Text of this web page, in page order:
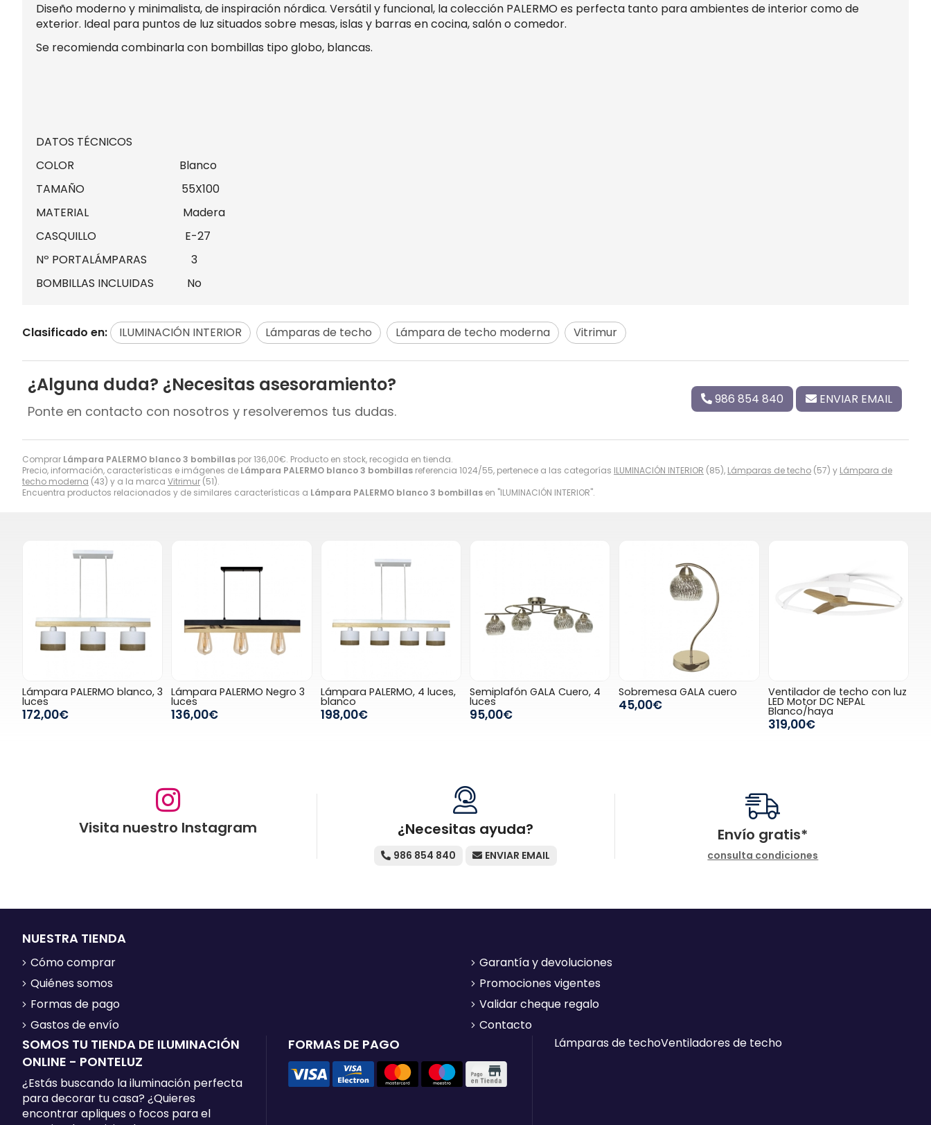
Comprar Lámpara PALERMO blanco 3 bombillas por136,00€. Producto en stock, recogida en tienda.
Precio, información, características e imágenes de Lámpara PALERMO blanco 3 bombillas referencia 1024/55, pertenece a las categorías ILUMINACIÓN INTERIOR (85), Lámparas de techo (57) y Lámpara de
techo moderna (43) y a la marca Vitrimur (51).
Encuentra productos relacionados y de similares características a Lámpara PALERMO blanco 3 bombillas en "ILUMINACIÓN INTERIOR".
Diseño moderno y minimalista, de inspiración nórdica. Versátil y funcional, la colección PALERMO es perfecta tanto para ambientes de interior como de
exterior. Ideal para puntos de luz situados sobre mesas, islas y barras en cocina, salón o comedor.
Se recomienda combinarla con bombillas tipo globo, blancas.
DATOS TÉCNICOS
COLOR Blanco
TAMAÑO 55X100
MATERIAL Madera
CASQUILLO E-27
Nº PORTALÁMPARAS 3
BOMBILLAS INCLUIDAS No
Clasificado en: ILUMINACIÓN INTERIOR Lámparas de techo Lámpara de techo moderna Vitrimur
¿Alguna duda? ¿Necesitas asesoramiento?
Ponte en contacto con nosotros y resolveremos tus dudas.
986 854 840 ENVIAR EMAIL
Lámpara PALERMO blanco, 3
luces
172,00€
Lámpara PALERMO Negro 3
luces
136,00€
Lámpara PALERMO, 4 luces,
blanco
198,00€
Semiplafón GALA Cuero, 4
luces
95,00€
Sobremesa GALA cuero
45,00€
Ventilador de techo con luz
LED Motor DC NEPAL
Blanco/haya
319,00€
Visita nuestro Instagram ¿Necesitas ayuda?
986 854 840 ENVIAR EMAIL
Envío gratis*
consulta condiciones
SOMOS TU TIENDA DE ILUMINACIÓN
ONLINE - PONTELUZ
¿Estás buscando la iluminación perfecta
para decorar tu casa? ¿Quieres
encontrar apliques o focos para el
FORMAS DE PAGO
NUESTRA TIENDA
Cómo comprar
Quiénes somos
Formas de pago
Gastos de envío
Garantía y devoluciones
Promociones vigentes
Validar cheque regalo
Contacto
Lámparas de techoVentiladores de techo